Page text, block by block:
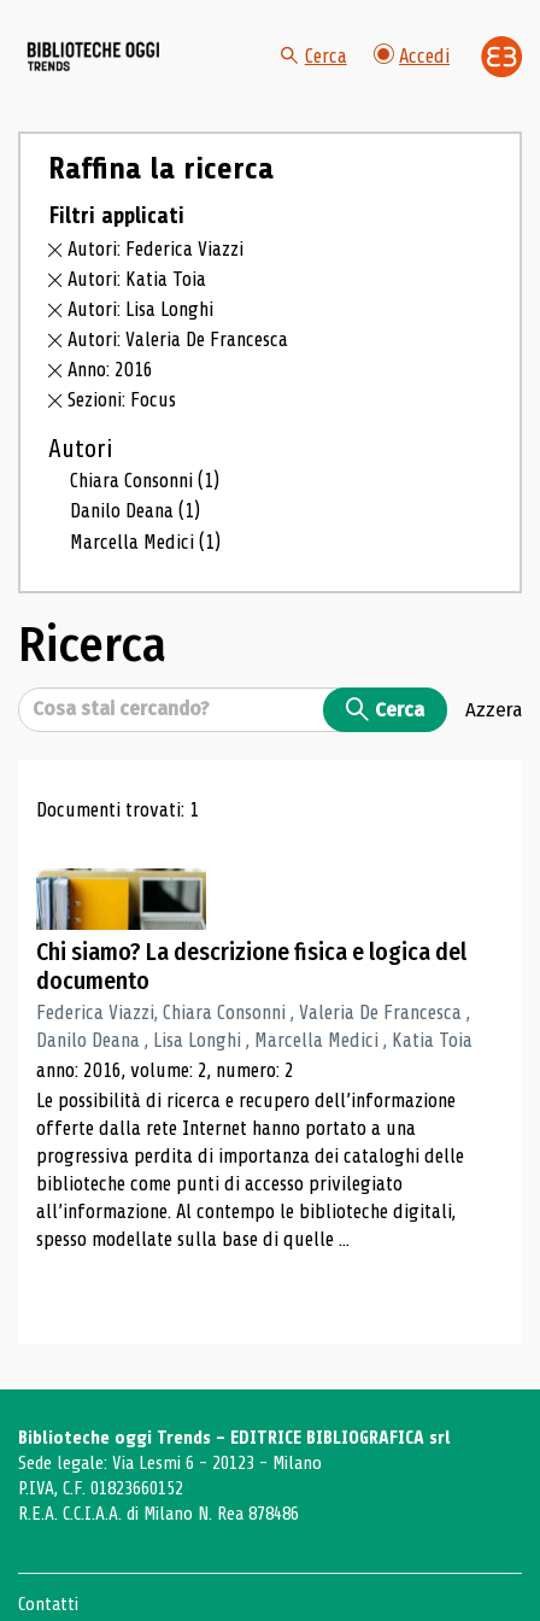
Cerca Accedi
Raffina la ricerca
Filtri applicati
Autori: Federica Viazzi
Autori: Katia Toia
Autori: Lisa Longhi
Autori: Valeria De Francesca
Anno: 2016
Sezioni: Focus
Autori
Chiara Consonni(1)
Danilo Deana(1)
Marcella Medici(1)
Ricerca
Cerca Cerca Azzera
Risultati di ricerca
Documenti trovati: 1
Chi siamo? La descrizione fisica e logica del
documento
Federica Viazzi, Chiara Consonni , Valeria De Francesca ,
Danilo Deana , Lisa Longhi , Marcella Medici , Katia Toia
anno: 2016, volume: 2, numero: 2
Le possibilità di ricerca e recupero dell’informazione
offerte dalla rete Internet hanno portato a una
progressiva perdita di importanza dei cataloghi delle
biblioteche come punti di accesso privilegiato
all’informazione. Al contempo le biblioteche digitali,
spesso modellate sulla base di quelle ...
Biblioteche oggi Trends - EDITRICE BIBLIOGRAFICA srl
Sede legale: Via Lesmi 6 - 20123 - Milano
P.IVA, C.F. 01823660152
R.E.A. C.C.I.A.A. di Milano N. Rea 878486
Contatti